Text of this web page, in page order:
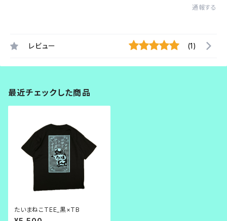
通報する
レビュー (1)
最近チェックした商品
たいまねこTEE_黒×TB